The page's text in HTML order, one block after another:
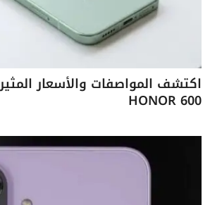
اكتشف المواصفات والأسعار
HONOR 600